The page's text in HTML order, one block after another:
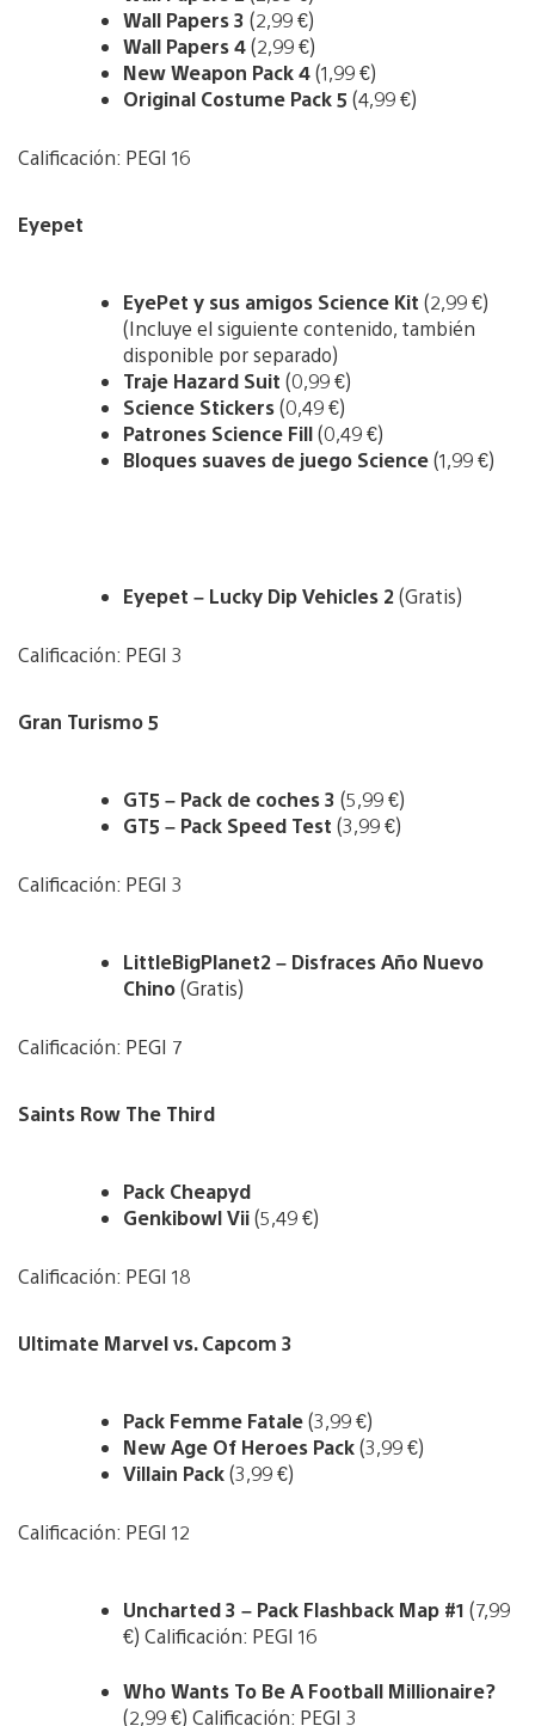
Wall Papers 3 (2,99 €)
Wall Papers 4(2,99 €)
New Weapon Pack 4(1,99 €)
Original Costume Pack 5 (4,99 €)
Calificación: PEGI 16
Eyepet
EyePet y sus amigos Science Kit (2,99 €)
(Incluye el siguiente contenido, también
disponible por separado)
Traje Hazard Suit (0,99 €)
Science Stickers(0,49 €)
Patrones Science Fill(0,49 €)
Bloques suaves de juego Science(1,99 €)
Eyepet – Lucky Dip Vehicles 2(Gratis)
Calificación: PEGI 3
Gran Turismo 5
GT5 – Pack de coches 3 (5,99 €)
GT5 – Pack Speed Test (3,99 €)
Calificación: PEGI 3
LittleBigPlanet2 – Disfraces Año Nuevo
Chino(Gratis)
Calificación: PEGI 7
Saints Row The Third
Pack Cheapyd
Genkibowl Vii(5,49 €)
Calificación: PEGI 18
Ultimate Marvel vs. Capcom 3
Pack Femme Fatale(3,99 €)
New Age Of Heroes Pack(3,99 €)
Villain Pack(3,99 €)
Calificación: PEGI 12
Uncharted 3 – Pack Flashback Map #1 (7,99
€) Calificación: PEGI 16
Who Wants To Be A Football Millionaire?
(2,99 €) Calificación: PEGI 3